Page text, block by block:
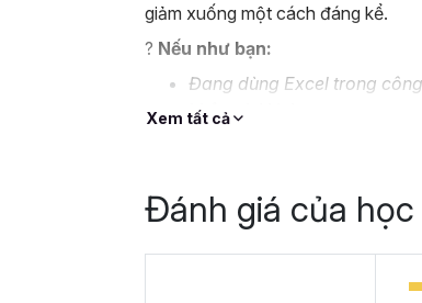
giảm xuống một cách đáng kể.
? Nếu như bạn:
Đang dùng Excel trong
không bài bản.
Thì Gitiho ở đây để giúp bạn giải
EXG02 - Thủ thuật Excel
trong 8 giờ.
Hoàn thành khóa học, bạn có thể
Xem tất cả
Đánh giá của học